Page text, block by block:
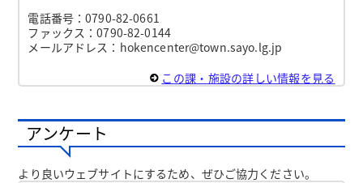
電話番号：0790-82-0661
ファックス：0790-82-0144
メールアドレス：hokencenter@town.sayo.lg.jp
この課・施設の詳しい情報を見る
アンケート
より良いウェブサイトにするため、ぜひご協力ください。